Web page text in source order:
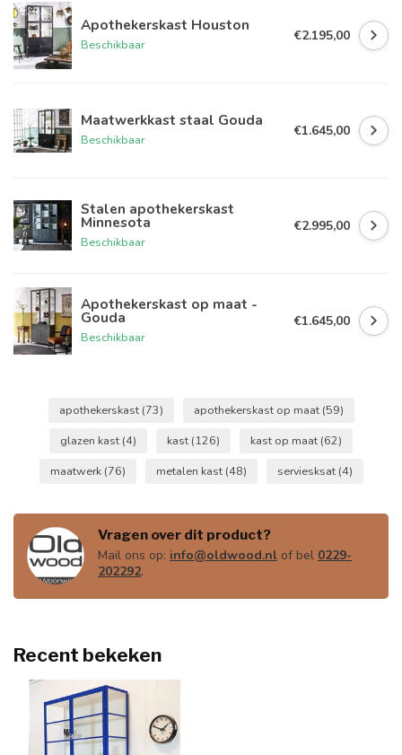
Apothekerskast Houston
Beschikbaar
€2.195,00
Maatwerkkast staal Gouda
Beschikbaar
€1.645,00
Stalen apothekerskast
Minnesota
Beschikbaar
€2.995,00
Apothekerskast op maat -
Gouda
Beschikbaar
€1.645,00
apothekerskast (73) apothekerskast op maat (59)
glazen kast (4) kast (126) kast op maat (62)
maatwerk (76) metalen kast (48) serviesksat (4)
Vragen over dit product?
Mail ons op: info@oldwood.nl of bel 0229-
202292.
Recent bekeken